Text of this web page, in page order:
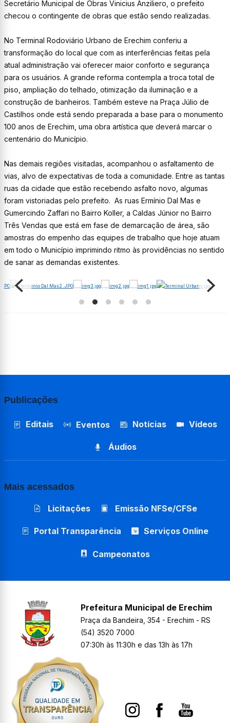
Secretário Municipal de Obras Vinicius Anziliero, o prefeito
checou o contingente de obras que estão sendo realizadas.
No Terminal Rodoviário Urbano de Erechim conferiu a
transformação do local que com as interferências feitas pela
atual administração vai oferecer maior conforto e segurança
para os usuários. A grande reforma contempla a troca total de
piso, ampliação do telhado, otimização da iluminação e a
construção de banheiros. Também esteve na Praça Júlio de
Castilhos onde está sendo preparada a base para o monumento
100 anos de Erechim, uma obra artística que deverá marcar o
centenário do Município.
Nas demais regiões visitadas, acompanhou o asfaltamento de
vias, alvo de expectativas de toda a comunidade. Entre as tantas
ruas da cidade que estão recebendo asfalto novo, algumas
foram vistoriadas pelo prefeito. As ruas Ermínio Dal Mas e
Gumercindo Zaffari no Bairro Koller, a Caldas Júnior no Bairro
Três Vendas que está em fase de demarcação de área, são
amostras do empenho das equipes de trabalho que hoje atuam
em todo o Município imprimindo ritmo às providências no sentido
de sanar as demandas existentes.
Publicações
Editais Eventos Notícias Vídeos
Áudios
Mais acessados
Licitações Emissão NFSe/CFSe
Portal Transparência Serviços Online
Campeonatos
Prefeitura Municipal de Erechim
Praça da Bandeira, 354 - Erechim - RS
(54) 3520 7000
07:30h às 11:30h e das 13h às 17h